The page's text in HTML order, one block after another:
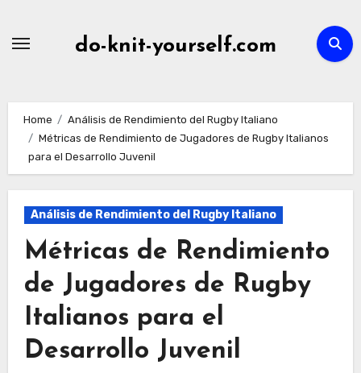
do-knit-yourself.com
Home
Análisis de Rendimiento del Rugby Italiano
Métricas de Rendimiento de Jugadores de Rugby Italianos
para el Desarrollo Juvenil
Análisis de Rendimiento del Rugby Italiano
Métricas de Rendimiento
de Jugadores de Rugby
Italianos para el
Desarrollo Juvenil